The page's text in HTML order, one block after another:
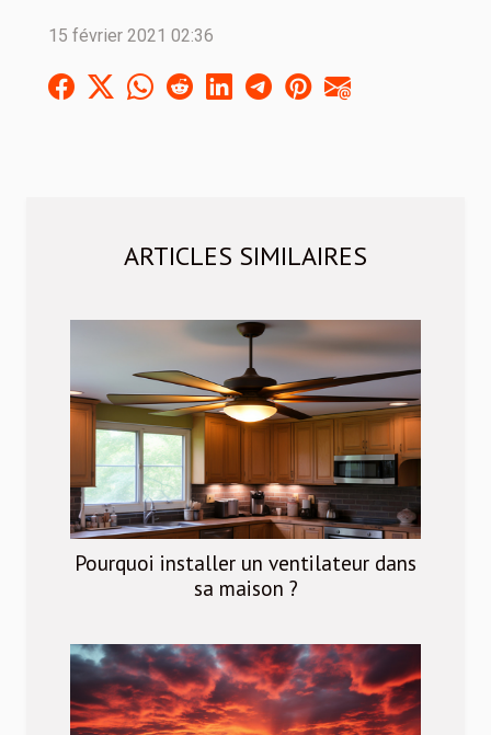
ARTICLES SIMILAIRES
Pourquoi installer un ventilateur dans
sa maison ?
15 février 2021 02:36